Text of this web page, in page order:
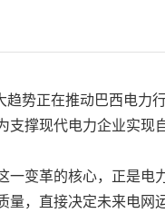
势正在推动巴西电
撑现代电力企业实现
变革的核心，正是
，直接决定未来电网